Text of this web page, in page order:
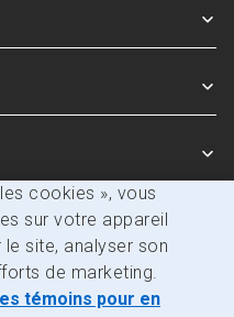
cookies », vous
sur votre appareil
site, analyser son
de marketing.
témoins pour en